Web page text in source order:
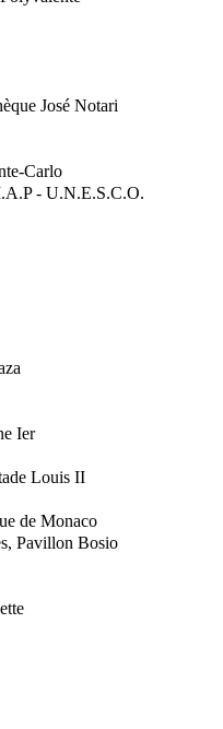
José Notari
Carlo
- U.N.E.S.C.O.
Ier
Louis II
de Monaco
Pavillon Bosio